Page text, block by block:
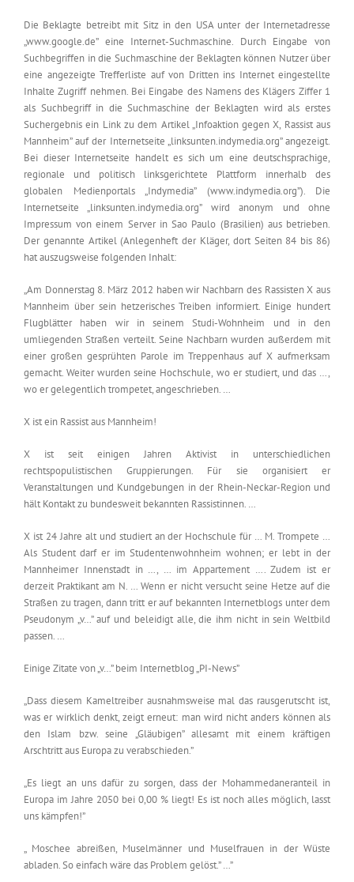
Die Beklagte betreibt mit Sitz in den USA unter der Internetadresse
„www.google.de” eine Internet-Suchmaschine. Durch Eingabe von
Suchbegriffen in die Suchmaschine der Beklagten können Nutzer über
eine angezeigte Trefferliste auf von Dritten ins Internet eingestellte
Inhalte Zugriff nehmen. Bei Eingabe des Namens des Klägers Ziffer 1
als Suchbegriff in die Suchmaschine der Beklagten wird als erstes
Suchergebnis ein Link zu dem Artikel „Infoaktion gegen X, Rassist aus
Mannheim” auf der Internetseite „linksunten.indymedia.org” angezeigt.
Bei dieser Internetseite handelt es sich um eine deutschsprachige,
regionale und politisch linksgerichtete Plattform innerhalb des
globalen Medienportals „Indymedia” (www.indymedia.org”). Die
Internetseite „linksunten.indymedia.org” wird anonym und ohne
Impressum von einem Server in Sao Paulo (Brasilien) aus betrieben.
Der genannte Artikel (Anlegenheft der Kläger, dort Seiten 84 bis 86)
hat auszugsweise folgenden Inhalt:
„Am Donnerstag 8. März 2012 haben wir Nachbarn des Rassisten X aus
Mannheim über sein hetzerisches Treiben informiert. Einige hundert
Flugblätter haben wir in seinem Studi-Wohnheim und in den
umliegenden Straßen verteilt. Seine Nachbarn wurden außerdem mit
einer großen gesprühten Parole im Treppenhaus auf X aufmerksam
gemacht. Weiter wurden seine Hochschule, wo er studiert, und das …,
wo er gelegentlich trompetet, angeschrieben. …
X ist ein Rassist aus Mannheim!
X ist seit einigen Jahren Aktivist in unterschiedlichen
rechtspopulistischen Gruppierungen. Für sie organisiert er
Veranstaltungen und Kundgebungen in der Rhein-Neckar-Region und
hält Kontakt zu bundesweit bekannten Rassistinnen. …
X ist 24 Jahre alt und studiert an der Hochschule für … M. Trompete …
Als Student darf er im Studentenwohnheim wohnen; er lebt in der
Mannheimer Innenstadt in …, … im Appartement …. Zudem ist er
derzeit Praktikant am N. … Wenn er nicht versucht seine Hetze auf die
Straßen zu tragen, dann tritt er auf bekannten Internetblogs unter dem
Pseudonym „v…” auf und beleidigt alle, die ihm nicht in sein Weltbild
passen. …
Einige Zitate von „v…” beim Internetblog „PI-News”
„Dass diesem Kameltreiber ausnahmsweise mal das rausgerutscht ist,
was er wirklich denkt, zeigt erneut: man wird nicht anders können als
den Islam bzw. seine „Gläubigen” allesamt mit einem kräftigen
Arschtritt aus Europa zu verabschieden.”
„Es liegt an uns dafür zu sorgen, dass der Mohammedaneranteil in
Europa im Jahre 2050 bei 0,00 % liegt! Es ist noch alles möglich, lasst
uns kämpfen!”
„ Moschee abreißen, Muselmänner und Muselfrauen in der Wüste
abladen. So einfach wäre das Problem gelöst.” …”